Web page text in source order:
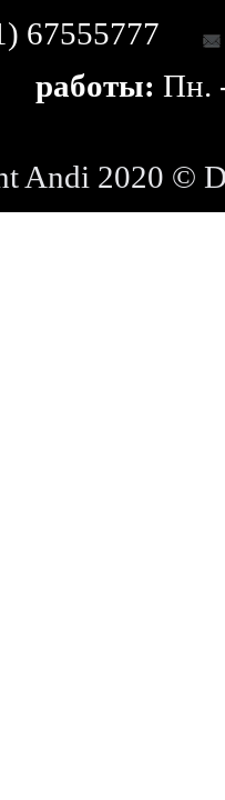
67555777
работы: Пн.
Andi 2020 ©